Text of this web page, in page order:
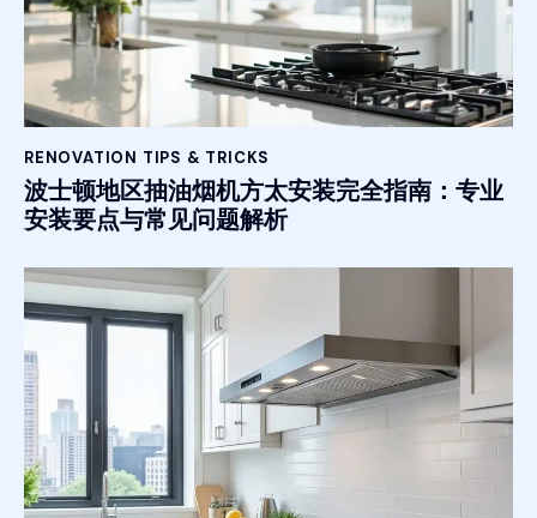
RENOVATION TIPS & TRICKS
波士顿地区抽油烟机方太安装完全指南：专业
安装要点与常见问题解析